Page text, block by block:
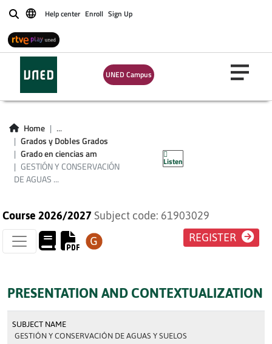
BuscarHelp center Enroll Sign Up
UNED Campus
Home
...
Grados y Dobles Grados
Grado en ciencias am
GESTIÓN Y CONSERVACIÓN
DE AGUAS ...
Listen
GESTIÓN Y
CONSERVACIÓN DE
AGUAS Y SUELOS
Course 2026/2027 Subject code: 61903029
REGISTER
PRESENTATION AND CONTEXTUALIZATION
SUBJECT NAME
GESTIÓN Y CONSERVACIÓN DE AGUAS Y SUELOS